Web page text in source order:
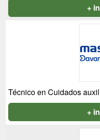
+
Técnico en Cuidados
+